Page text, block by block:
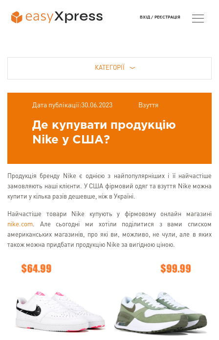
КАТЕГОРІЇ
Дата публікації:30.06.2023 Взуття
Де купувати продукцію
Nike у США?
Продукція бренду Nike є однією з найпопулярніших і її найчастіше
замовляють наші клієнти. У США фірмовий одяг та взуття Nike можна
купити у кілька разів дешевше, ніж в Україні.
Найчастіше товари Nike купують у фірмовому онлайн магазині
nike.com. Але сьогодні ми хотіли поділитися з вами списком
американських магазинів, про які ви, можливо, не чули, але в яких
також можна придбати продукцію Nike за вигідною ціною.
ВХІД / РЕЄСТРАЦІЯ